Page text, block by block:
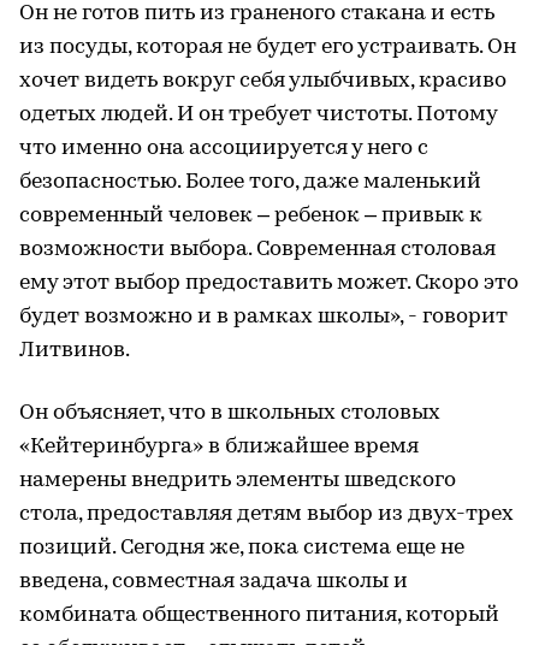
Он не готов пить из граненого стакана и есть
из посуды, которая не будет его устраивать. Он
хочет видеть вокруг себя улыбчивых, красиво
одетых людей. И он требует чистоты. Потому
что именно она ассоциируется у него с
безопасностью. Более того, даже маленький
современный человек – ребенок – привык к
возможности выбора. Современная столовая
ему этот выбор предоставить может. Скоро это
будет возможно и в рамках школы», - говорит
Литвинов.
Он объясняет, что в школьных столовых
«Кейтеринбурга» в ближайшее время
намерены внедрить элементы шведского
стола, предоставляя детям выбор из двух-трех
позиций. Сегодня же, пока система еще не
введена, совместная задача школы и
комбината общественного питания, который